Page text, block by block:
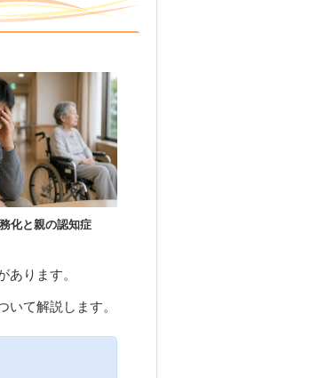
化と親の認知症
ります。
いて解説します。